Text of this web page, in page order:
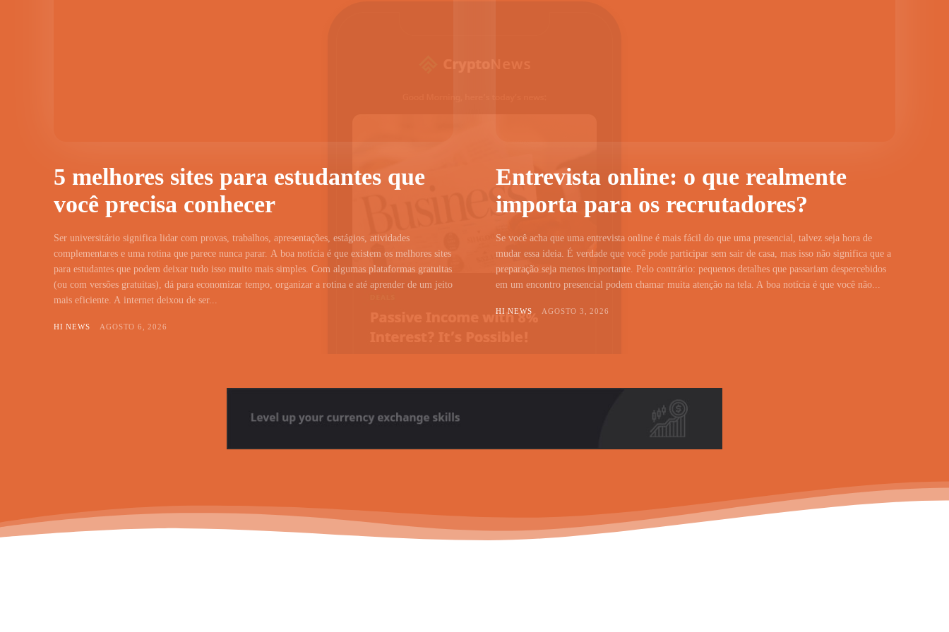
5 melhores sites para estudantes que
você precisa conhecer
Ser universitário significa lidar com provas, trabalhos, apresentações, estágios, atividades
complementares e uma rotina que parece nunca parar. A boa notícia é que existem os melhores sites
para estudantes que podem deixar tudo isso muito mais simples. Com algumas plataformas gratuitas
(ou com versões gratuitas), dá para economizar tempo, organizar a rotina e até aprender de um jeito
mais eficiente. A internet deixou de ser...
HI NEWS AGOSTO 6, 2026
Entrevista online: o que realmente
importa para os recrutadores?
Se você acha que uma entrevista online é mais fácil do que uma presencial, talvez seja hora de
mudar essa ideia. É verdade que você pode participar sem sair de casa, mas isso não significa que a
preparação seja menos importante. Pelo contrário: pequenos detalhes que passariam despercebidos
em um encontro presencial podem chamar muita atenção na tela. A boa notícia é que você não...
HI NEWS AGOSTO 3, 2026